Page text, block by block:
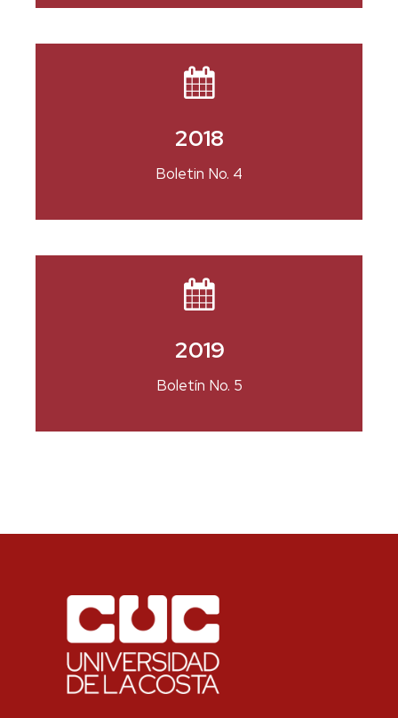
2018
Boletin No. 4
2019
Boletín No. 5